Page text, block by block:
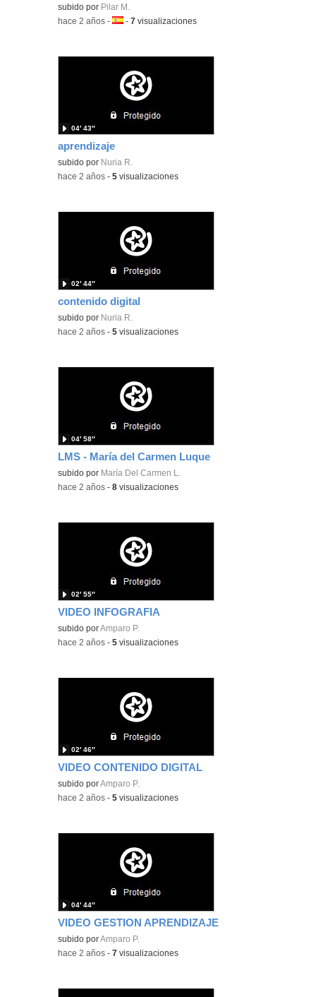
Contenido educativo.
subido por Pilar M.
-hace 2 años -Idioma:
-7 visualizaciones
aprendizaje
subido por Nuria R.
04′ 43″
-hace 2 años -5 visualizaciones
contenido digital
subido por Nuria R.
02′ 44″
-hace 2 años -5 visualizaciones
LMS - María del Carmen Luque
subido por María Del Carmen L.
04′ 58″
-hace 2 años -8 visualizaciones
VIDEO INFOGRAFIA
subido porAmparo P.
02′ 55″
-hace 2 años -5 visualizaciones
VIDEO CONTENIDO DIGITAL
subido porAmparo P.
02′ 46″
-hace 2 años -5 visualizaciones
VIDEO GESTION APRENDIZAJE
subido porAmparo P.
04′ 44″
-hace 2 años -7 visualizaciones